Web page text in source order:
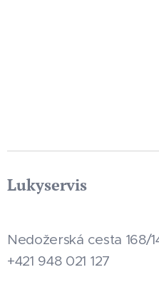
Lukyservis
Nedožerská cesta 168/
+421 948 021 127